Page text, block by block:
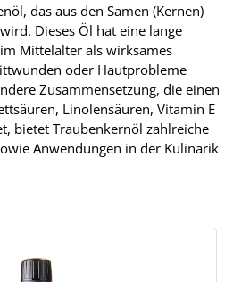
das aus den Samen (Kernen)
Dieses Öl hat eine lange
Mittelalter als wirksames
oder Hautprobleme
Zusammensetzung, die einen
Linolensäuren, Vitamin E
bietet Traubenkernöl zahlreiche
Anwendungen in der Kulinarik